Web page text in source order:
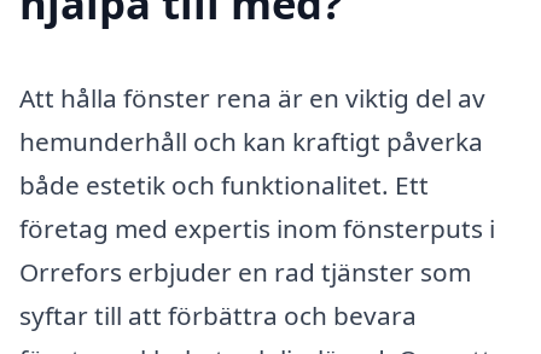
Att hålla fönster rena är en viktig del av
hemunderhåll och kan kraftigt påverka
både estetik och funktionalitet. Ett
företag med expertis inom fönsterputs i
Orrefors erbjuder en rad tjänster som
syftar till att förbättra och bevara